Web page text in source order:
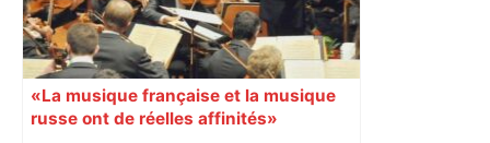
«La musique française et la musique
russe ont de réelles affinités»